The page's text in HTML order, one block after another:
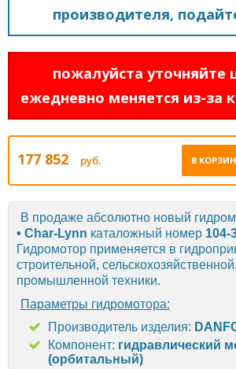
производителя,
пожалуйста уточняйте
ежедневно меняется из-за
177 852 руб. В
В продаже абсолютно новый
• Char-Lynn каталожный номер 104-
Гидромотор применяется в
строительной,
промышленной техники.
Параметры гидромотора:
Производитель изделия:
Компонент: гидравлический
(орбитальный)